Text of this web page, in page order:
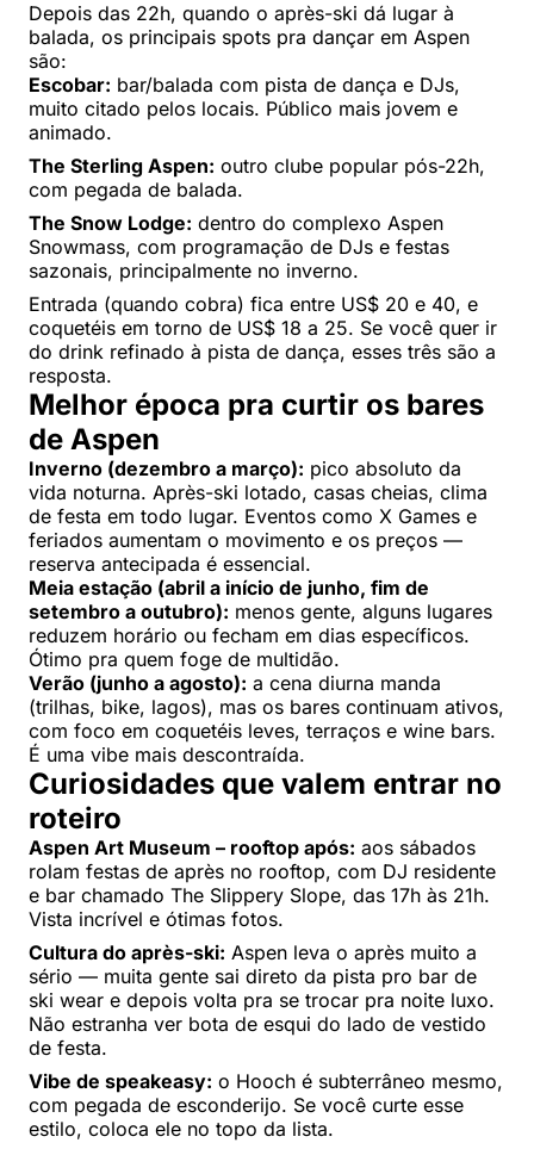
Depois das 22h, quando o après-ski dá lugar à
balada, os principais spots pra dançar em Aspen
são:
Escobar: bar/balada com pista de dança e DJs,
muito citado pelos locais. Público mais jovem e
animado.
The Sterling Aspen: outro clube popular pós-22h,
com pegada de balada.
The Snow Lodge: dentro do complexo Aspen
Snowmass, com programação de DJs e festas
sazonais, principalmente no inverno.
Entrada (quando cobra) fica entre US$ 20 e 40, e
coquetéis em torno de US$ 18 a 25. Se você quer ir
do drink refinado à pista de dança, esses três são a
resposta.
Melhor época pra curtir os bares
de Aspen
Inverno (dezembro a março): pico absoluto da
vida noturna. Après-ski lotado, casas cheias, clima
de festa em todo lugar. Eventos como X Games e
feriados aumentam o movimento e os preços —
reserva antecipada é essencial.
Meia estação (abril a início de junho, fim de
setembro a outubro): menos gente, alguns lugares
reduzem horário ou fecham em dias específicos.
Ótimo pra quem foge de multidão.
Verão (junho a agosto): a cena diurna manda
(trilhas, bike, lagos), mas os bares continuam ativos,
com foco em coquetéis leves, terraços e wine bars.
É uma vibe mais descontraída.
Curiosidades que valem entrar no
roteiro
Aspen Art Museum – rooftop após: aos sábados
rolam festas de après no rooftop, com DJ residente
e bar chamado The Slippery Slope, das 17h às 21h.
Vista incrível e ótimas fotos.
Cultura do après-ski: Aspen leva o après muito a
sério — muita gente sai direto da pista pro bar de
ski wear e depois volta pra se trocar pra noite luxo.
Não estranha ver bota de esqui do lado de vestido
de festa.
Vibe de speakeasy: o Hooch é subterrâneo mesmo,
com pegada de esconderijo. Se você curte esse
estilo, coloca ele no topo da lista.